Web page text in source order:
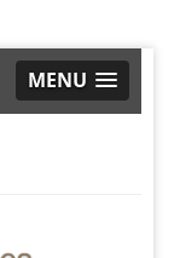
MENU